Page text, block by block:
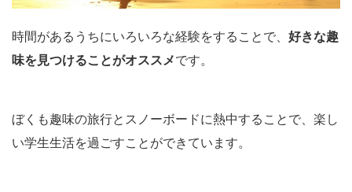
時間があるうちにいろいろな経験をすることで、 好きな趣
味を見つけることがオススメです。
ぼくも趣味の旅行とスノーボードに熱中することで、楽し
い学生生活を過ごすことができています。